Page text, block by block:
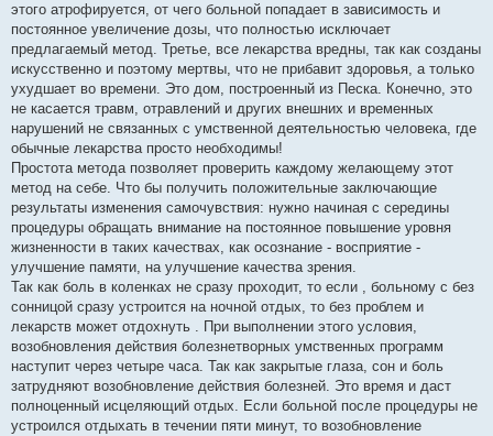
этого атрофируется, от чего больной попадает в зависимость и
постоянное увеличение дозы, что полностью исключает
предлагаемый метод. Третье, все лекарства вредны, так как созданы
искусственно и поэтому мертвы, что не прибавит здоровья, а только
ухудшает во времени. Это дом, построенный из Песка. Конечно, это
не касается травм, отравлений и других внешних и временных
нарушений не связанных с умственной деятельностью человека, где
обычные лекарства просто необходимы!
Простота метода позволяет проверить каждому желающему этот
метод на себе. Что бы получить положительные заключающие
результаты изменения самочувствия: нужно начиная с середины
процедуры обращать внимание на постоянное повышение уровня
жизненности в таких качествах, как осознание - восприятие -
улучшение памяти, на улучшение качества зрения.
Так как боль в коленках не сразу проходит, то если , больному с без
сонницой сразу устроится на ночной отдых, то без проблем и
лекарств может отдохнуть . При выполнении этого условия,
возобновления действия болезнетворных умственных программ
наступит через четыре часа. Так как закрытые глаза, сон и боль
затрудняют возобновление действия болезней. Это время и даст
полноценный исцеляющий отдых. Если больной после процедуры не
устроился отдыхать в течении пяти минут, то возобновление